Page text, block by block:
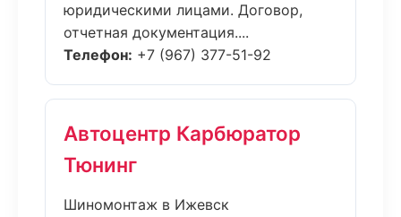
юридическими лицами. Договор,
отчетная документация....
Телефон: +7 (967) 377-51-92
Автоцентр Карбюратор
Тюнинг
Шиномонтаж в Ижевск